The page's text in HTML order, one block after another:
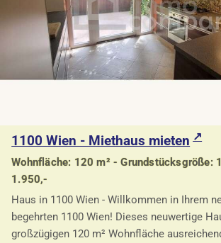
1100 Wien - Miethaus mieten
Wohnfläche: 120 m² - Grundstücksgröße:
1.950,-
Haus in 1100 Wien - Willkommen in Ihrem
begehrten 1100 Wien! Dieses neuwertige
großzügigen 120 m² Wohnfläche